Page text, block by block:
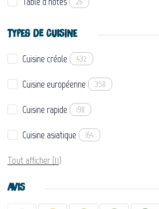
TYPES DE CUISINE
Cuisine créole 432
Cuisine européenne 358
Cuisine rapide 198
Cuisine asiatique 164
Tout afficher (11)
AVIS